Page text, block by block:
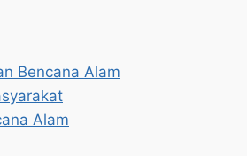
Bencana Alam
Alam